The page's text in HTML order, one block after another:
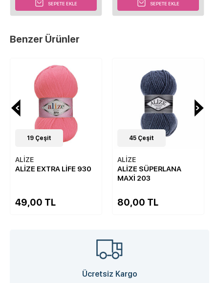
SEPETE EKLE SEPETE EKLE
Benzer Ürünler
19 Çeşit
ALİZE
ALİZE EXTRA LİFE 930
49,00 TL
45 Çeşit
ALİZE
ALİZE SÜPERLANA
MAXİ 203
80,00 TL
Ücretsiz Kargo